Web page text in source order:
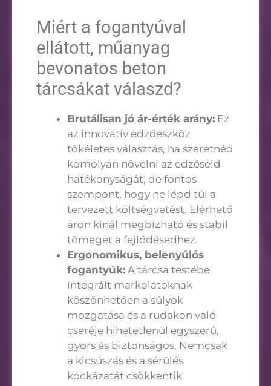
Miért a fogantyúval
ellátott, műanyag
bevonatos beton
tárcsákat válaszd?
Brutálisan jó ár-érték arány: Ez
az innovatív edzőeszköz
tökéletes választás, ha szeretnéd
komolyan növelni az edzéseid
hatékonyságát, de fontos
szempont, hogy ne lépd túl a
tervezett költségvetést. Elérhető
áron kínál megbízható és stabil
tömeget a fejlődésedhez.
Ergonomikus, belenyúlós
fogantyúk: A tárcsa testébe
integrált markolatoknak
köszönhetően a súlyok
mozgatása és a rudakon való
cseréje hihetetlenül egyszerű,
gyors és biztonságos. Nemcsak
a kicsúszás és a sérülés
kockázatát csökkentik